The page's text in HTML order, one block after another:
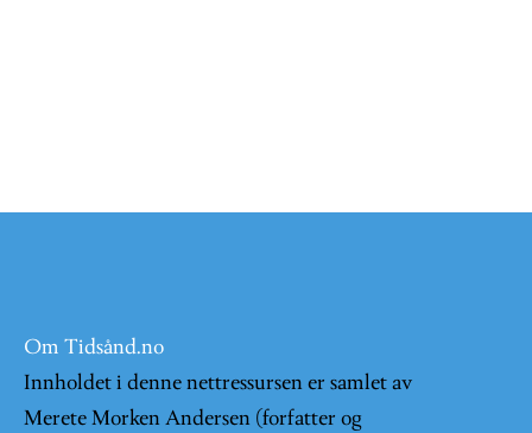
Om Tidsånd.no
Innholdet i denne nettressursen er samlet av
Merete Morken Andersen (forfatter og